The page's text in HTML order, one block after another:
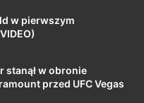
w pierwszym
stanął w obronie
przed UFC Vegas